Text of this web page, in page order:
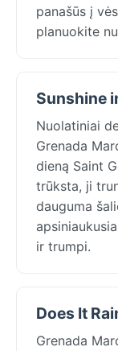
panašūs į
planuokite
Sunshine
Nuolatiniai
Grenada
dieną Saint
trūksta, ji
dauguma
ir trumpi.
Does It
Grenada